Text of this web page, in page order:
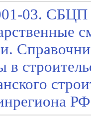
03. СБЦП
в
РФ